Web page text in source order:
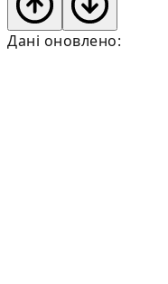
Дані оновлено: